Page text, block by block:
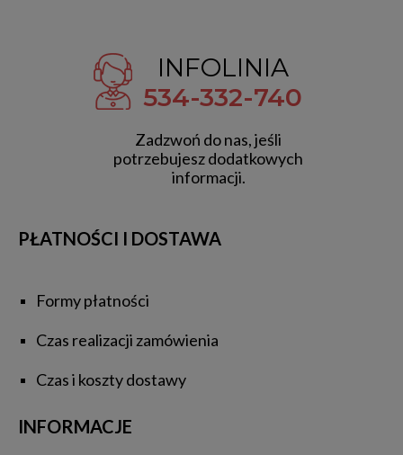
INFOLINIA
534-332-740
Zadzwoń do nas, jeśli
potrzebujesz dodatkowych
informacji.
PŁATNOŚCI I DOSTAWA
Formy płatności
Czas realizacji zamówienia
Czas i koszty dostawy
INFORMACJE